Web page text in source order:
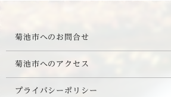
菊池市へのお問合せ
菊池市へのアクセス
プライバシーポリシー